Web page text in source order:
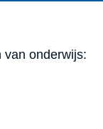
van onderwijs: